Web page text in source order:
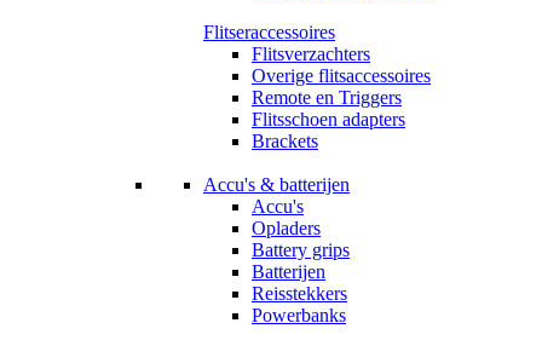
Flitseraccessoires
Flitsverzachters
Overige flitsaccessoires
Remote en Triggers
Flitsschoen adapters
Brackets
Accu's & batterijen
Accu's
Opladers
Battery grips
Batterijen
Reisstekkers
Powerbanks